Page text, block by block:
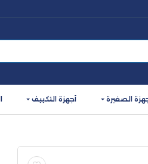
الصغيرة أجهزة التكييف